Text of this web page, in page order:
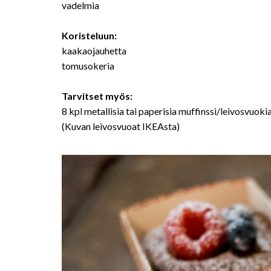
vadelmia
Koristeluun:
kaakaojauhetta
tomusokeria
Tarvitset myös:
8 kpl metallisia tai paperisia muffinssi/
(Kuvan leivosvuoat IKEAsta)